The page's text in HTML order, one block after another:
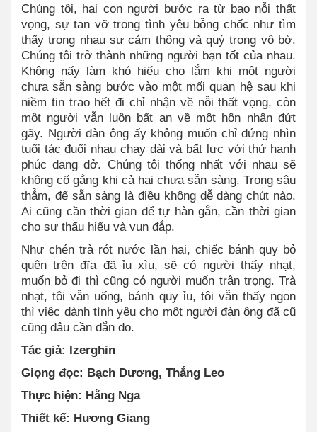
Chúng tôi, hai con người bước ra từ bao nỗi thất
vọng, sự tan vỡ trong tình yêu bỗng chốc như tìm
thấy trong nhau sự cảm thông và quý trọng vô bờ.
Chúng tôi trở thành những người bạn tốt của nhau.
Không nấy làm khó hiểu cho lắm khi một người
chưa sẵn sàng bước vào một mối quan hệ sau khi
niềm tin trao hết đi chỉ nhận về nỗi thất vọng, còn
một người vẫn luôn bất an về một hôn nhân đứt
gãy. Người đàn ông ấy không muốn chỉ đứng nhìn
tuổi tác đuổi nhau chạy dài và bất lực với thứ hạnh
phúc dang dở. Chúng tôi thống nhất với nhau sẽ
không cố gắng khi cả hai chưa sẵn sàng. Trong sâu
thẳm, để sẵn sàng là điều không dễ dàng chút nào.
Ai cũng cần thời gian để tự hàn gắn, cần thời gian
cho sự thấu hiểu và vun đắp.
Như chén trà rót nước lần hai, chiếc bánh quy bỏ
quên trên đĩa đã ỉu xìu, sẽ có người thấy nhạt,
muốn bỏ đi thì cũng có người muốn trân trọng. Trà
nhạt, tôi vẫn uống, bánh quy ỉu, tôi vẫn thấy ngon
thì việc dành tình yêu cho một người đàn ông đã cũ
cũng đâu cần đắn đo.
Tác giả: Izerghin
Giọng đọc: Bạch Dương, Thắng Leo
Thực hiện: Hằng Nga
Thiết kế: Hương Giang